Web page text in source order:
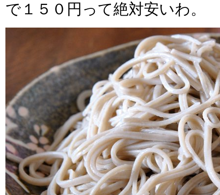
で１５０円って絶対安いわ。